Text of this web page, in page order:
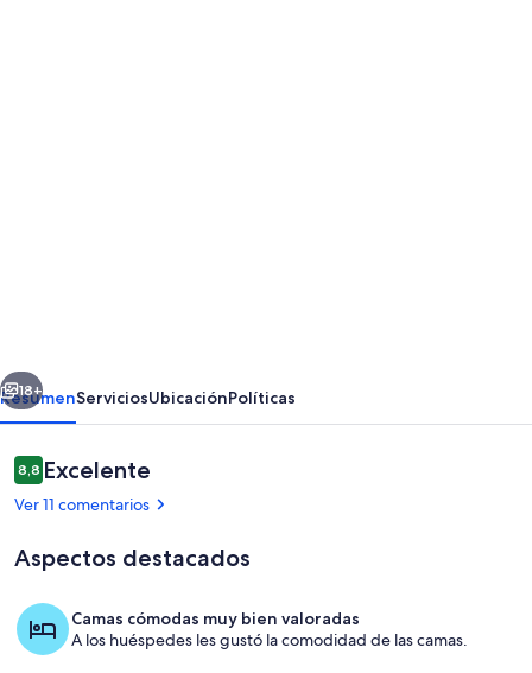
al
mar,
bahía
de
Piscina
Siguiente
18+
ResumenServiciosUbicaciónPolíticas
Comentarios
8,88,8 de 10
Excelente
Ver 11 comentarios
Aspectos destacados
Camas cómodas muy bien valoradas
A los huéspedes les gustó la comodidad de las camas.